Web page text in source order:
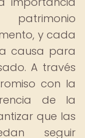
y cada
causa para
A través
con la
de la
que las
seguir